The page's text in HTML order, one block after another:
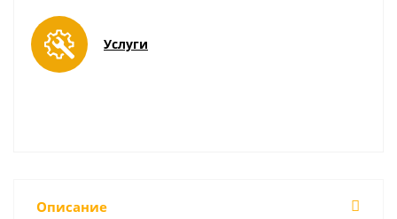
Услуги
Описание